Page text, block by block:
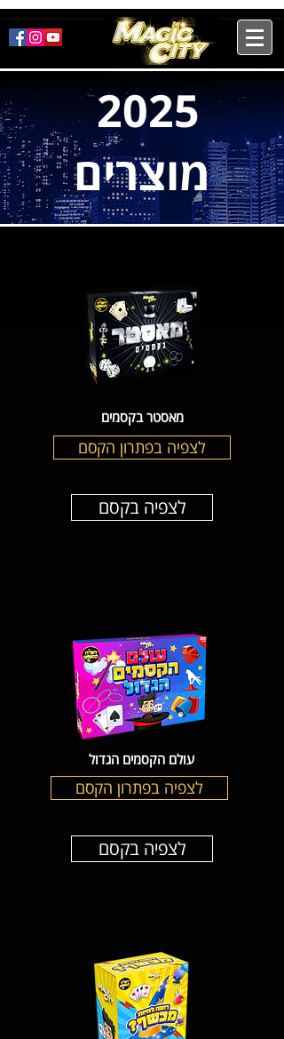
2025
מוצרים
לצפיה בפתרון הקסם
מאסטר בקסמים
לצפיה בקסם
לצפיה בפתרון הקסם
עולם הקסמים הגדול
לצפיה בקסם